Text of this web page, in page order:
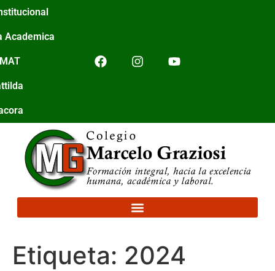
Academica
Etiqueta: 2024